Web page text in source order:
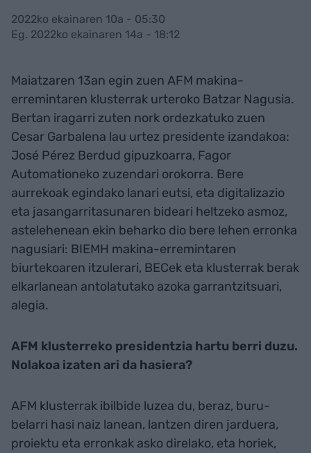
2022ko ekainaren 10a - 05:30
Eg. 2022ko ekainaren 14a - 18:12
Maiatzaren 13an egin zuen AFM makina-
erremintaren klusterrak urteroko Batzar Nagusia.
Bertan iragarri zuten nork ordezkatuko zuen
Cesar Garbalena lau urtez presidente izandakoa:
José Pérez Berdud gipuzkoarra, Fagor
Automationeko zuzendari orokorra. Bere
aurrekoak egindako lanari eutsi, eta digitalizazio
eta jasangarritasunaren bideari heltzeko asmoz,
astelehenean ekin beharko dio bere lehen erronka
nagusiari: BIEMH makina-erremintaren
biurtekoaren itzulerari, BECek eta klusterrak berak
elkarlanean antolatutako azoka garrantzitsuari,
alegia.
AFM klusterreko presidentzia hartu berri duzu.
Nolakoa izaten ari da hasiera?
AFM klusterrak ibilbide luzea du, beraz, buru-
belarri hasi naiz lanean, lantzen diren jarduera,
proiektu eta erronkak asko direlako, eta horiek,